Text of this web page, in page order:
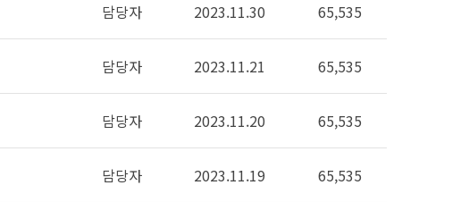
담당자 2023.11.30 65,535
담당자 2023.11.21 65,535
담당자 2023.11.20 65,535
담당자 2023.11.19 65,535